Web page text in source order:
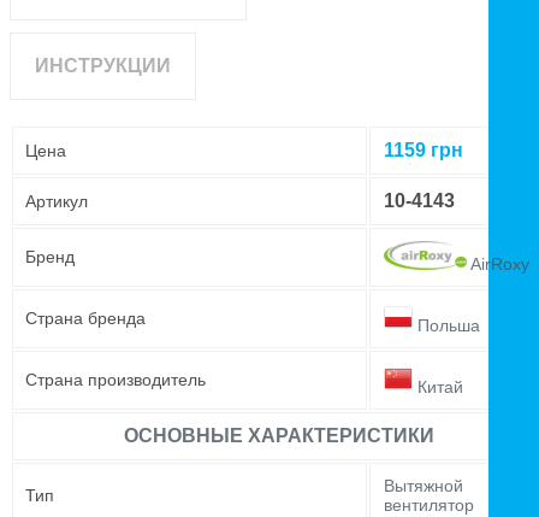
ИНСТРУКЦИИ
Цена 1159 грн
Артикул 10-4143
Бренд AirRoxy
Страна бренда Польша
Страна производитель Китай
ОСНОВНЫЕ ХАРАКТЕРИСТИКИ
Тип
Вытяжной
вентилятор